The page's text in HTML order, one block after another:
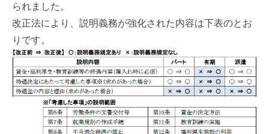
られました。
改正法により、説明義務が強化された内容は下表のとお
りです。